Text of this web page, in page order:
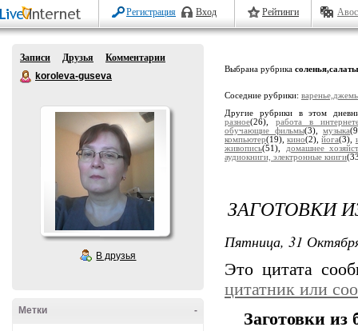
Регистрация Вход Рейтинги
Записи Друзья
Комментарии
koroleva-guseva
В друзья
-
Метки
Выбрана рубрика
Соседние рубрики:
Другие рубрики в этом
разное(26),работа в
обучающие фильмы(3),музыка
компьютер(19),кино(2),йога(3),
живопись(51),
домашнее
аудиокниги, электронные книги
ЗАГОТОВКИ
Пятница, 31
Это цитата
цитатник или
Заготовки из